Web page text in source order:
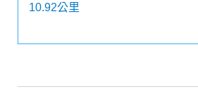
10.92公里